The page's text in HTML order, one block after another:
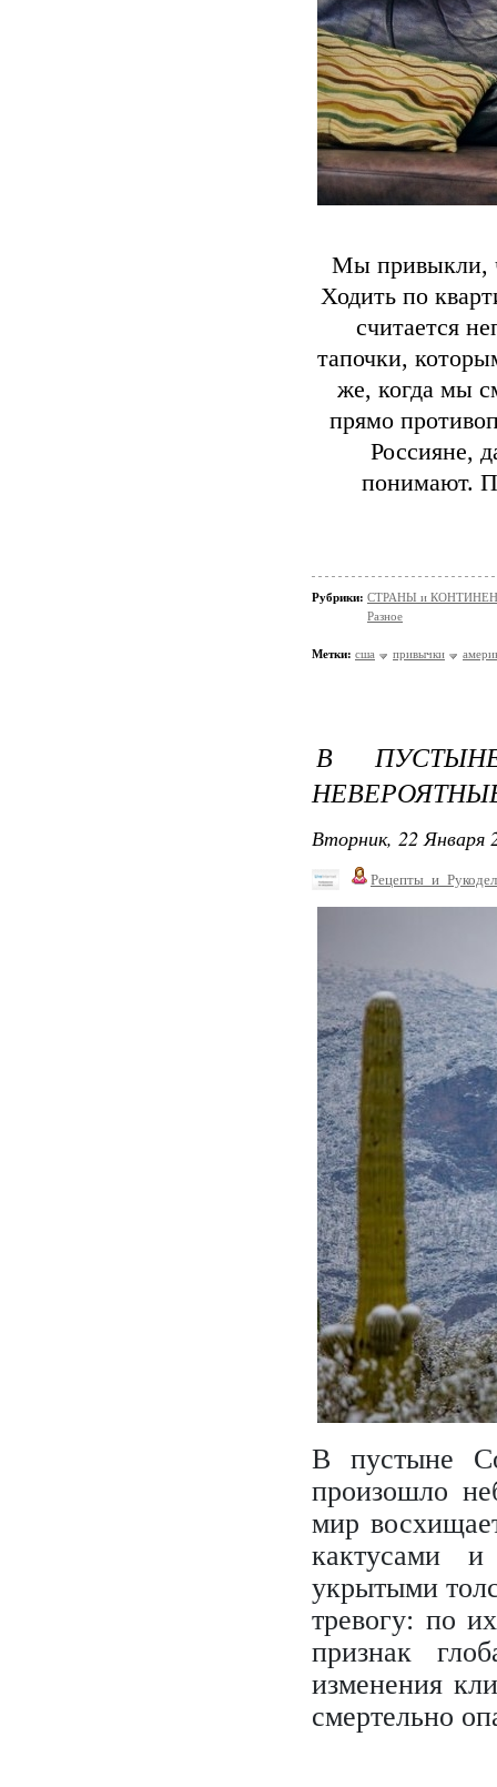
Мы привыкли,
Ходить по
считается
тапочки,
же, когда мы
прямо
Россияне,
понимают.
Рубрики: СТРАНЫ и
Разное
Метки: сша привычки
В
Вторник, 22 Января
В пустыне
произошло
мир
кактусами
укрытыми
тревогу: по
признак
изменения
смертельно